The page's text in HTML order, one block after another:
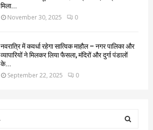
मिला...
November 30, 2025 0
नवरात्रि में कवर्धा रहेगा सात्विक माहौल – नगर पालिका और
व्यापारियों ने मिलकर लिया फैसला, मंदिरों और दुर्गा पंडालों
के...
September 22, 2025 0